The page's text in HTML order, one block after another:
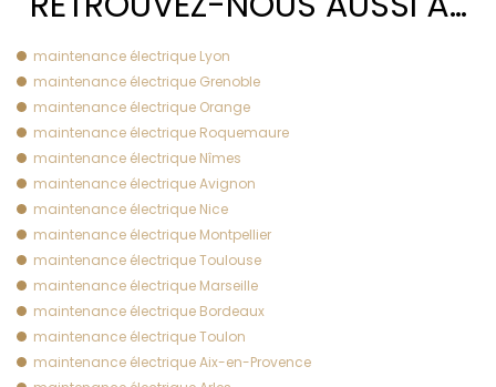
maintenance électrique Lyon
maintenance électrique Grenoble
maintenance électrique Orange
maintenance électrique Roquemaure
maintenance électrique Nîmes
maintenance électrique Avignon
maintenance électrique Nice
maintenance électrique Montpellier
maintenance électrique Toulouse
maintenance électrique Marseille
maintenance électrique Bordeaux
maintenance électrique Toulon
maintenance électrique Aix-en-Provence